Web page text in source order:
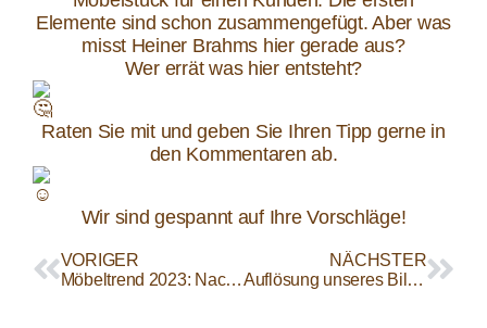
Elemente sind schon zusammengefügt. Aber was
misst Heiner Brahms hier gerade aus?
Wer errät was hier entsteht?
Raten Sie mit und geben Sie Ihren Tipp gerne in
den Kommentaren ab.
Wir sind gespannt auf Ihre Vorschläge!
VORIGER
Möbeltrend 2023: Nachhaltigkeit
NÄCHSTER
Auflösung unseres Bilderrätsels